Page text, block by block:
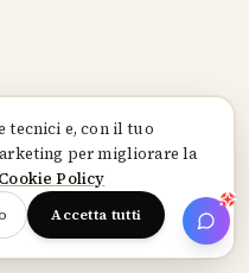
tecnici e, con il tuo
per migliorare la
Cookie Policy
Accetta tutti